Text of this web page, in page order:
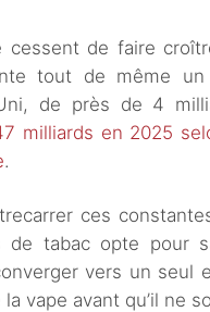
cessent de faire
tout de même
de près de 4
milliards en 2025
.
ces
de tabac opte pour
vers un seul
vape avant qu’il ne